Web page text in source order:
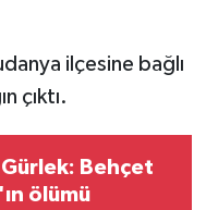
ilçesine bağlı
çıktı.
Gürlek: Behçet
ölümü